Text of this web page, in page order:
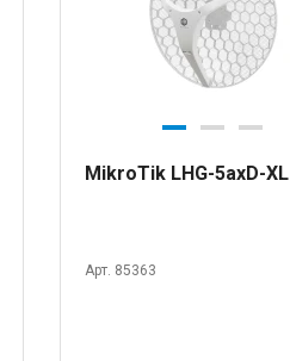
MikroTik LHG-5axD-XL
Арт. 85363